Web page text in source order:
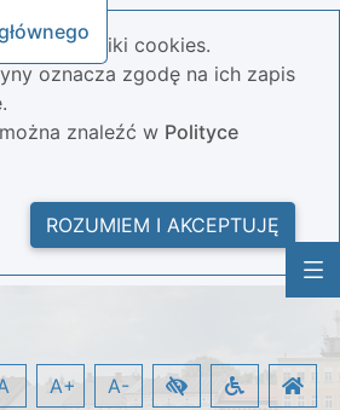
pliki cookies.
oznacza zgodę na ich zapis
znaleźć w Polityce
ROZUMIEM I AKCEPTUJĘ
A+ A-